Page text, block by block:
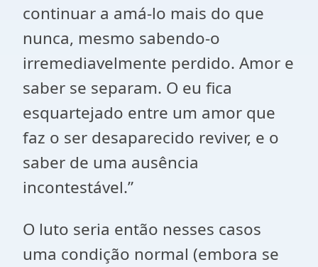
continuar a amá-lo mais do que
nunca, mesmo sabendo-o
irremediavelmente perdido. Amor e
saber se separam. O eu fica
esquartejado entre um amor que
faz o ser desaparecido reviver, e o
saber de uma ausência
incontestável.”
O luto seria então nesses casos
uma condição normal (embora se